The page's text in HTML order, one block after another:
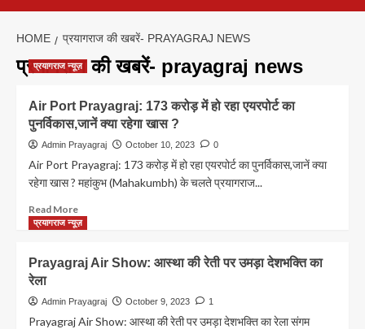
HOME प्रयागराज की खबरें- PRAYAGRAJ NEWS
प्रयागराज की खबरें- prayagraj news
प्रयागराज न्यूज़
Air Port Prayagraj: 173 करोड़ में हो रहा एयरपोर्ट का
पुनर्विकास,जानें क्या रहेगा खास ?
Admin Prayagraj October 10, 2023 0
Air Port Prayagraj: 173 करोड़ में हो रहा एयरपोर्ट का पुनर्विकास,जानें क्या
रहेगा खास ? महांकुभ (Mahakumbh) के चलते प्रयागराज...
Read MoreRead
more
Port
173
प्रयागराज न्यूज़
Prayagraj Air Show: आस्था की रेती पर उमड़ा देशभक्ति का
रेला
Admin Prayagraj October 9, 2023 1
Prayagraj Air Show: आस्था की रेती पर उमड़ा देशभक्ति का रेला संगम